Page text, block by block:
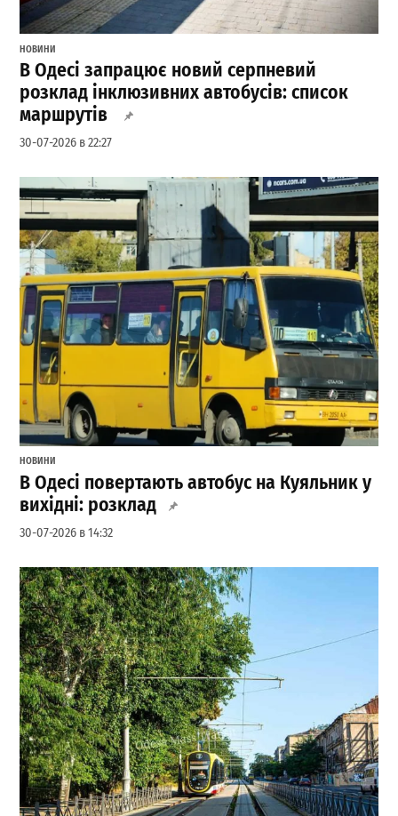
НОВИНИ
В Одесі запрацює новий серпневий
розклад інклюзивних автобусів: список
маршрутів
30-07-2026 в 22:27
НОВИНИ
В Одесі повертають автобус на Куяльник у
вихідні: розклад
30-07-2026 в 14:32